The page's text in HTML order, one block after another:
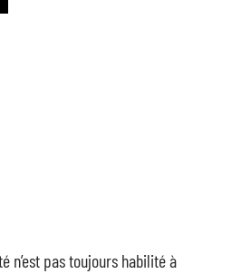
n’est pas toujours habilité à